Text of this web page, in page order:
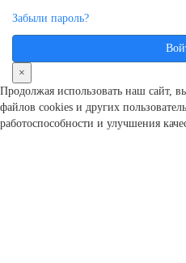
Забыли пароль?
×
Продолжая использовать наш сайт,
файлов cookies и других
работоспособности и улучшения